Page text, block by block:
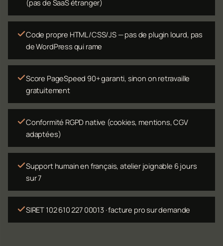
(pas de SaaS étranger)
Code propre HTML/CSS/JS — pas de plugin lourd, pas
de WordPress qui rame
Score PageSpeed 90+ garanti, sinon on retravaille
gratuitement
Conformité RGPD native (cookies, mentions, CGV
adaptées)
Support humain en français, atelier joignable 6 jours
sur 7
SIRET 102 610 227 00013 · facture pro sur demande